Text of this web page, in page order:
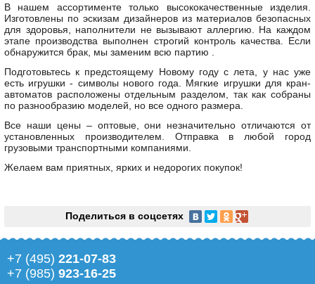
В нашем ассортименте только высококачественные изделия.
Изготовлены по эскизам дизайнеров из материалов безопасных
для здоровья, наполнители не вызывают аллергию. На каждом
этапе производства выполнен строгий контроль качества. Если
обнаружится брак, мы заменим всю партию .
Подготовьтесь к предстоящему Новому году с лета, у нас уже
есть игрушки - символы нового года. Мягкие игрушки для кран-
автоматов расположены отдельным разделом, так как собраны
по разнообразию моделей, но все одного размера.
Все наши цены – оптовые, они незначительно отличаются от
установленных производителем. Отправка в любой город
грузовыми транспортными компаниями.
Желаем вам приятных, ярких и недорогих покупок!
Поделиться в соцсетях
+7 (495) 221-07-83
+7 (985) 923-16-25